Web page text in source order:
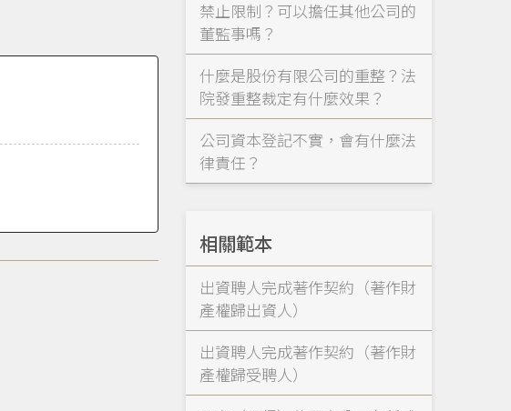
禁止限制？可以擔任其他公司的
董監事嗎？
什麼是股份有限公司的重整？法
院發重整裁定有什麼效果？
公司資本登記不實，會有什麼法
律責任？
相關範本
出資聘人完成著作契約（著作財
產權歸出資人）
出資聘人完成著作契約（著作財
產權歸受聘人）